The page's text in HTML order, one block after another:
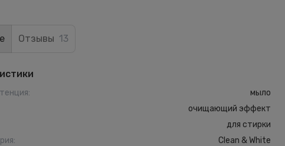
Отзывы 13
:
мыло
очищающий эффект
для стирки
:
Clean & White